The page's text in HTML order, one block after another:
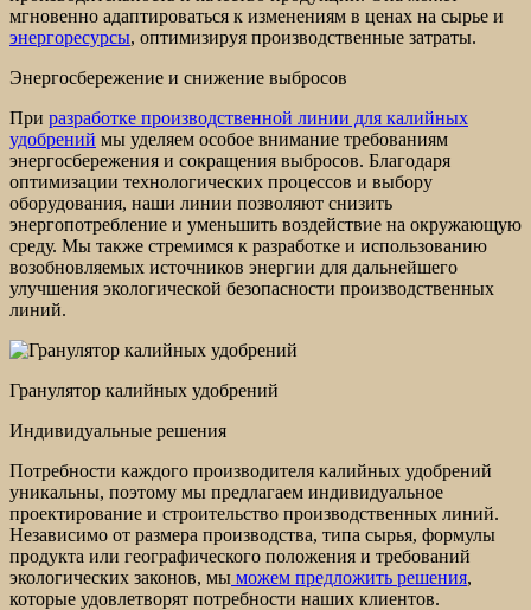
мгновенно адаптироваться к изменениям в ценах на сырье и
энергоресурсы, оптимизируя производственные затраты.
Энергосбережение и снижение выбросов
При разработке производственной линии для калийных
удобрений мы уделяем особое внимание требованиям
энергосбережения и сокращения выбросов. Благодаря
оптимизации технологических процессов и выбору
оборудования, наши линии позволяют снизить
энергопотребление и уменьшить воздействие на окружающую
среду. Мы также стремимся к разработке и использованию
возобновляемых источников энергии для дальнейшего
улучшения экологической безопасности производственных
линий.
Гранулятор калийных удобрений
Индивидуальные решения
Потребности каждого производителя калийных удобрений
уникальны, поэтому мы предлагаем индивидуальное
проектирование и строительство производственных линий.
Независимо от размера производства, типа сырья, формулы
продукта или географического положения и требований
экологических законов, мы можем предложить решения,
которые удовлетворят потребности наших клиентов.